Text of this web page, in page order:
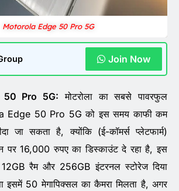
Motorola Edge 50 Pro 5G
Join Now
50 Pro 5G: मोटरोला का सबसे पावरफुल
Edge 50 Pro 5G को इस समय काफी कम
जा सकता है, क्योंकि (ई-कॉमर्स प्लेटफार्म)
पर 16,000 रुपए का डिस्काउंट दे रहा है, इस
12GB रैम और 256GB इंटरनल स्टोरेज दिया
इसमें 50 मेगापिक्सल का कैमरा मिलता है, अगर